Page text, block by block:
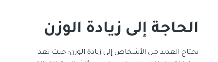
الحاجة إلى زيادة الوزن
يحتاج العديد من الأشخاص إلى زيادة الوزن؛ حيث تعد